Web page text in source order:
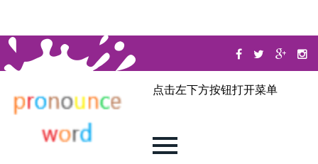
点击左下方按钮打开菜单